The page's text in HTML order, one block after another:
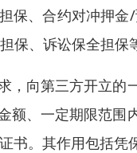
保、合约对冲押
保、诉讼保全担保
，向第三方开立的
额、一定期限范围
书。其作用包括凭